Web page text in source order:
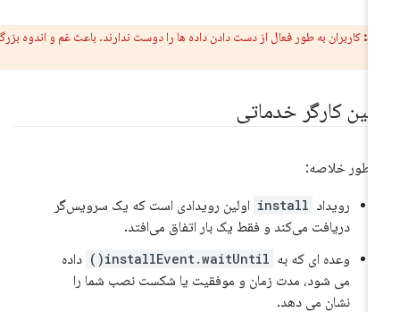
کاربران به طور فعال از دست دادن داده ها را دوست ندارند. باعث غم و اندوه بزرگ آنها
کارگر خدماتی
طور خلاصه:
رویداد install اولین رویدادی است که یک سرویس‌گر
دریافت می‌کند و فقط یک بار اتفاق می‌افتد.
وعده ای که به installEvent.waitUntil()
داده
می شود، مدت زمان و موفقیت یا شکست نصب شما را
نشان می دهد.